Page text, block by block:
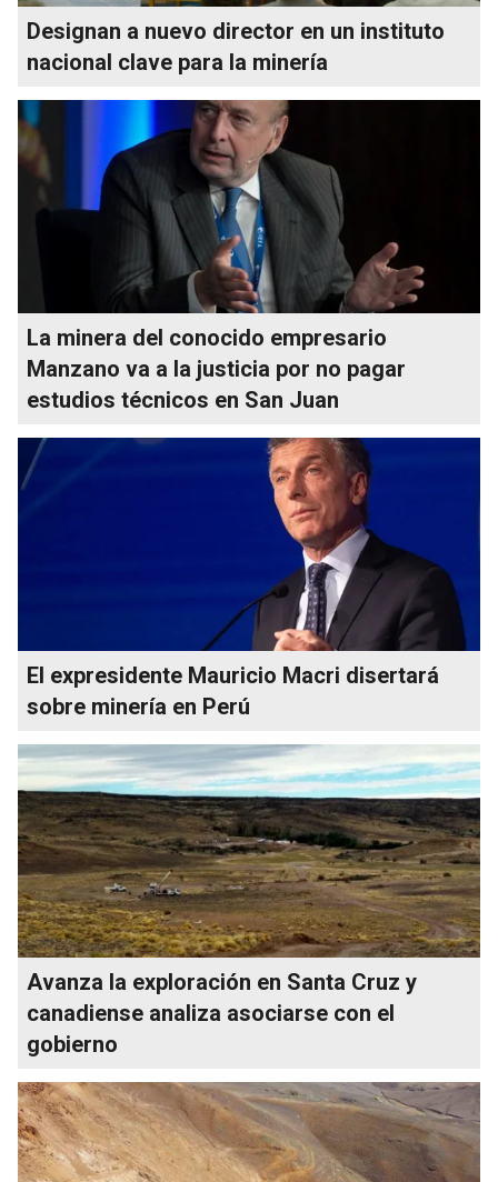
Designan a nuevo director en un instituto
nacional clave para la minería
La minera del conocido empresario
Manzano va a la justicia por no pagar
estudios técnicos en San Juan
El expresidente Mauricio Macri disertará
sobre minería en Perú
Avanza la exploración en Santa Cruz y
canadiense analiza asociarse con el
gobierno